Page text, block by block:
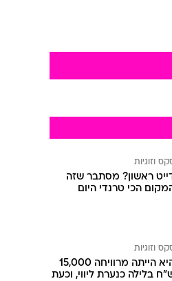
וזוגיות
ראשון? מסתבר שזה
הכי טרנדי היום
וזוגיות
היא הייתה מרוויחה 15,000
בלילה כנערת ליווי, וכעת